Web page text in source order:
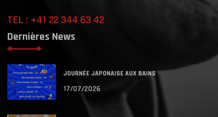
TEL : +41 22 344 63 42
Dernières News
JOURNÉE JAPONAISE AUX BAINS
17/07/2026